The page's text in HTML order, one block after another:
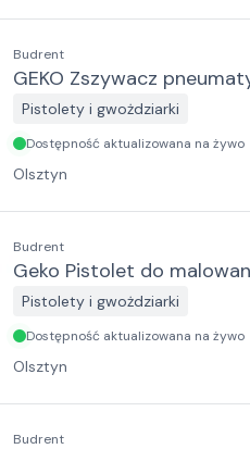
Budrent
GEKO Zszywacz
Pistolety i gwożdziarki
Dostępność aktualizowana na żywo
Olsztyn
Budrent
Geko Pistolet do
Pistolety i gwożdziarki
Dostępność aktualizowana na żywo
Olsztyn
Budrent